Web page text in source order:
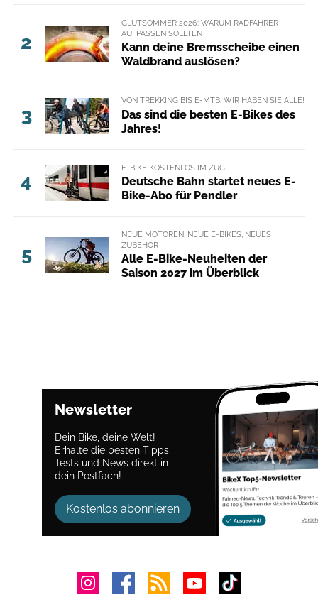
2
GLUTSOMMER 2026: WARUM RADFAHRER
AUFPASSEN SOLLTEN
Kann deine Bremsscheibe einen
Waldbrand auslösen?
3
VON TREKKING BIS E-MTB: WIR HABEN SIE ALLE!
Das sind die besten E-Bikes des
Jahres!
4
E-BIKE KOSTENLOS IM ZUG
Deutsche Bahn startet neues E-
Bike-Abo für Pendler
5
NEUE MOTOREN, NEUE E-BIKES, NEUES
ZUBEHÖR
Alle E-Bike-Neuheiten der
Saison 2027 im Überblick
Newsletter
Dein Bike, deine Welt!
Erhalte die besten Tipps,
Tests und News direkt in
dein Postfach!
Kostenlos abonnieren